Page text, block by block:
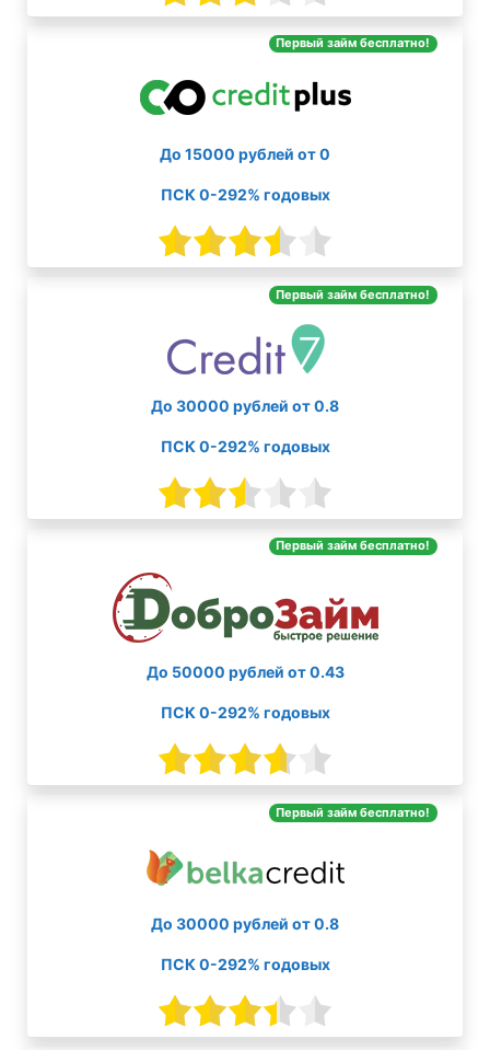
Первый займ бесплатно!
До 15000 рублей от 0
ПСК 0-292% годовых
Первый займ бесплатно!
До 30000 рублей от 0.8
ПСК 0-292% годовых
Первый займ бесплатно!
До 50000 рублей от 0.43
ПСК 0-292% годовых
Первый займ бесплатно!
До 30000 рублей от 0.8
ПСК 0-292% годовых